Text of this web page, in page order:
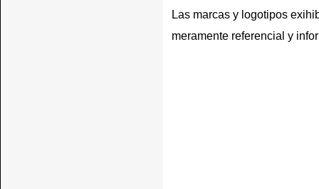
Las marcas y logotipos
meramente referencial y